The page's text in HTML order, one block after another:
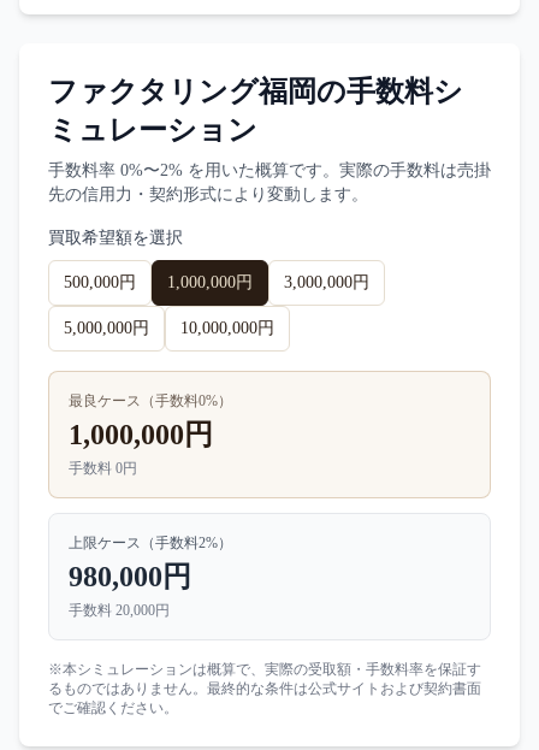
ファクタリング福岡の手数料シ
ミュレーション
手数料率 0%〜2% を用いた概算です。実際の手数料は売掛
先の信用力・契約形式により変動します。
買取希望額を選択
500,000円 1,000,000円 3,000,000円
5,000,000円 10,000,000円
最良ケース（手数料0%）
1,000,000円
手数料 0円
上限ケース（手数料2%）
980,000円
手数料 20,000円
※本シミュレーションは概算で、実際の受取額・手数料率を保証す
るものではありません。最終的な条件は公式サイトおよび契約書面
でご確認ください。